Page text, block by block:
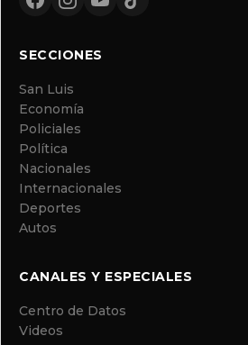
SECCIONES
San Luis
Economía
Policiales
Política
Nacionales
Internacionales
Deportes
Autos
CANALES Y ESPECIALES
Centro de Datos
Videos